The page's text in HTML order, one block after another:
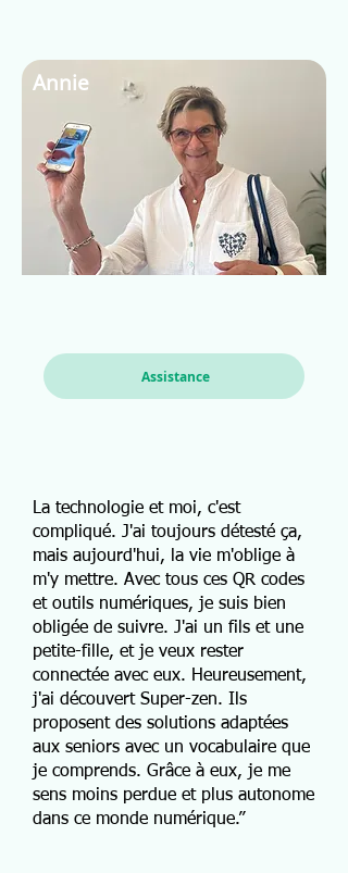
Annie
Assistance
La technologie et moi, c'est
compliqué. J'ai toujours détesté ça,
mais aujourd'hui, la vie m'oblige à
m'y mettre. Avec tous ces QR codes
et outils numériques, je suis bien
obligée de suivre. J'ai un fils et une
petite-fille, et je veux rester
connectée avec eux. Heureusement,
j'ai découvert Super-zen. Ils
proposent des solutions adaptées
aux seniors avec un vocabulaire que
je comprends. Grâce à eux, je me
sens moins perdue et plus autonome
dans ce monde numérique.”